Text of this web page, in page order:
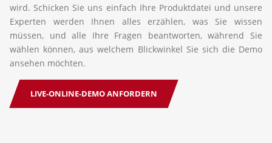
wird. Schicken Sie uns einfach Ihre Produktdatei und unsere
Experten werden Ihnen alles erzählen, was Sie wissen
müssen, und alle Ihre Fragen beantworten, während Sie
wählen können, aus welchem Blickwinkel Sie sich die Demo
ansehen möchten.
LIVE-ONLINE-DEMO ANFORDERN